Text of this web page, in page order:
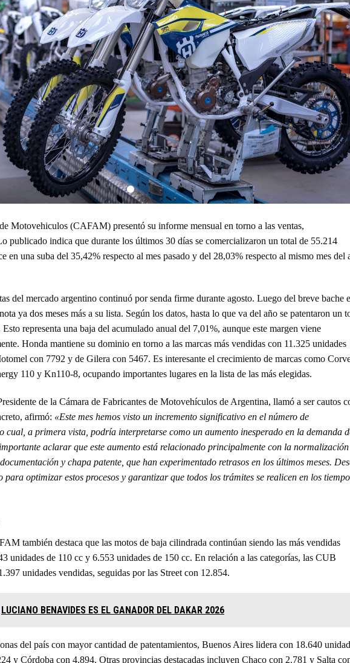
Motovehiculos (CAFAM) presentó su informe mensual en torno a las ventas,
publicado indica que durante los últimos 30 días se comercializaron un total de 55.214
en una suba del 35,42% respecto al mes pasado y del 28,03% respecto al mismo mes del
del mercado argentino continuó por senda firme durante agosto. Luego del breve bache
ya dos meses más a su lista. Según los datos, hasta lo que va del año se patentaron un
representa una baja del acumulado anual del 7,01%, aunque este margen viene
Honda mantiene su dominio en torno a las marcas más vendidas con 11.325 unidades
con 7792 y de Gilera con 5467. Es interesante el crecimiento de marcas como
110 y Kn110-8, ocupando importantes lugares en la lista de las más elegidas.
de la Cámara de Fabricantes de Motovehículos de Argentina, llamó a ser cautos
afirmó: «Este mes hemos visto un incremento significativo en el número de
cual, a primera vista, podría interpretarse como un aumento inesperado en la demanda
aclarar que este aumento está relacionado principalmente con la
y chapa patente, que han experimentado retrasos en los últimos meses.
para optimizar estos procesos y garantizar que todos los trámites se realicen en los
también destaca que las motos de baja cilindrada continúan siendo las más vendidas
unidades de 110 cc y 6.553 unidades de 150 cc. En relación a las categorías, las CUB
unidades vendidas, seguidas por las Street con 12.854.
LUCIANO BENAVIDES ES EL GANADOR DEL DAKAR 2026
del país con mayor cantidad de patentamientos, Buenos Aires lidera con 18.640
y Córdoba con 4.894. Otras provincias destacadas incluyen Chaco con 2.781 y Salta